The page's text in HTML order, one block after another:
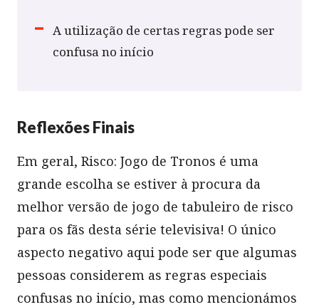
A utilização de certas regras pode ser
confusa no início
Reflexões Finais
Em geral, Risco: Jogo de Tronos é uma
grande escolha se estiver à procura da
melhor versão de jogo de tabuleiro de risco
para os fãs desta série televisiva! O único
aspecto negativo aqui pode ser que algumas
pessoas considerem as regras especiais
confusas no início, mas como mencionámos